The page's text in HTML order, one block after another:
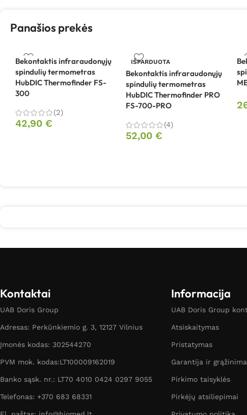
Panašios prekės
Bekontaktis infraraudonųjų
spindulių termometras
HubDIC Thermofinder FS-
300
(2)
42,90 €
IŠPARDUOTA
Bekontaktis infraraudonųjų
spindulių termometras
HubDIC Thermofinder PRO
FS-700-PRO
(4)
52,00€
Kontaktai
UAB Doris Group
Adresas: Perkūnkiemio g. 3, 12127 Vilnius
Įmonės kodas: 302544270
PVM mok. kodas:LT100009162019
Banko sąsk. nr.: LT70 4010 0424 0297 9055
Telefonas: +370 683 68331
Informacija
UAB Doris Group
Atsiskaitymas
Pristatymas
Garantija ir
Pirkimo taisyklės
Pirkėjų atsiliepimai